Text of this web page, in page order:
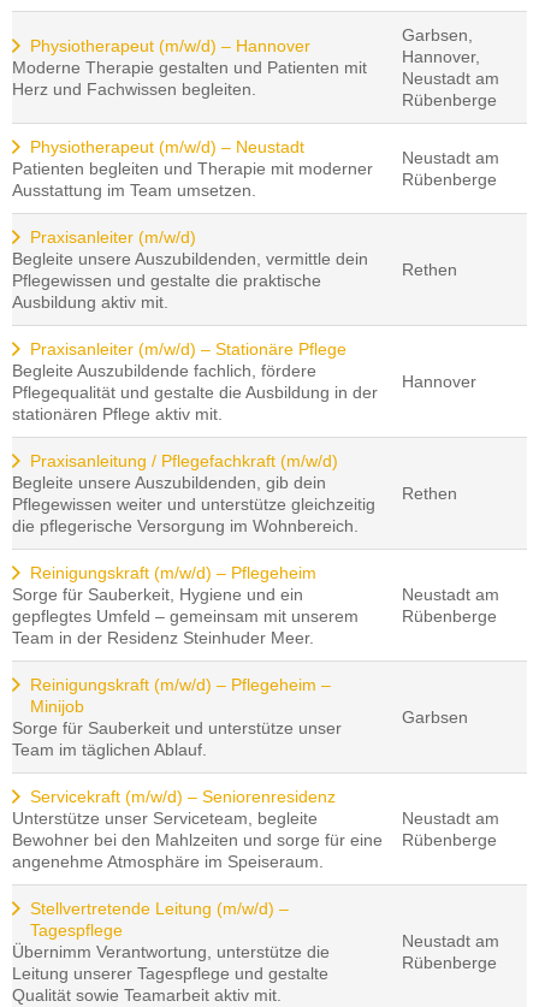
Physiotherapeut (m/w/d) – Hannover
Moderne Therapie gestalten und Patienten mit
Herz und Fachwissen begleiten.
Garbsen,
Hannover,
Neustadt am
Rübenberge
Physiotherapeut (m/w/d) – Neustadt
Patienten begleiten und Therapie mit moderner
Ausstattung im Team umsetzen.
Neustadt am
Rübenberge
Praxisanleiter (m/w/d)
Begleite unsere Auszubildenden, vermittle dein
Pflegewissen und gestalte die praktische
Ausbildung aktiv mit.
Rethen
Praxisanleiter (m/w/d) – Stationäre Pflege
Begleite Auszubildende fachlich, fördere
Pflegequalität und gestalte die Ausbildung in der
stationären Pflege aktiv mit.
Hannover
Praxisanleitung / Pflegefachkraft (m/w/d)
Begleite unsere Auszubildenden, gib dein
Pflegewissen weiter und unterstütze gleichzeitig
die pflegerische Versorgung im Wohnbereich.
Rethen
Reinigungskraft (m/w/d) – Pflegeheim
Sorge für Sauberkeit, Hygiene und ein
gepflegtes Umfeld – gemeinsam mit unserem
Team in der Residenz Steinhuder Meer.
Neustadt am
Rübenberge
Reinigungskraft (m/w/d) – Pflegeheim –
Minijob
Sorge für Sauberkeit und unterstütze unser
Team im täglichen Ablauf.
Garbsen
Servicekraft (m/w/d) – Seniorenresidenz
Unterstütze unser Serviceteam, begleite
Bewohner bei den Mahlzeiten und sorge für eine
angenehme Atmosphäre im Speiseraum.
Neustadt am
Rübenberge
Stellvertretende Leitung (m/w/d) –
Tagespflege
Übernimm Verantwortung, unterstütze die
Leitung unserer Tagespflege und gestalte
Qualität sowie Teamarbeit aktiv mit.
Neustadt am
Rübenberge